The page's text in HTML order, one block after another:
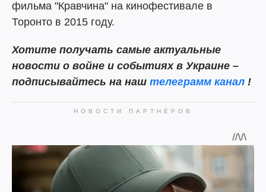
фильма "Кравчина" на кинофестивале в
Торонто в 2015 году.
Хотите получать самые актуальные
новости о войне и событиях в Украине –
подписывайтесь на наш телеграмм канал !